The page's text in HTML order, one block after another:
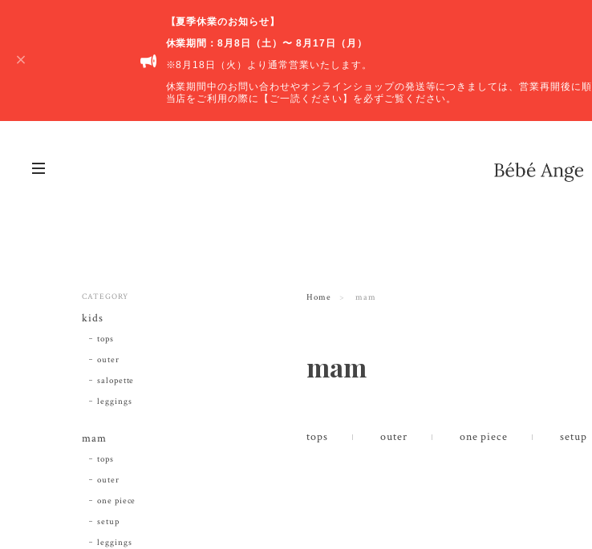
【夏季休業のお知らせ】
休業期間：8月8日（土）〜 8月17日（月）
※8月18日（火）より通常営業いたします。
休業期間中のお問い合わせやオンラインショップの発送等につきましては、営業再開後に
当店をご利用の際に【ご一読ください】を必ずご覧ください。
Home mam
mam
tops outer one piece setup
CATEGORY
kids
tops
outer
salopette
leggings
mam
tops
outer
one piece
setup
leggings